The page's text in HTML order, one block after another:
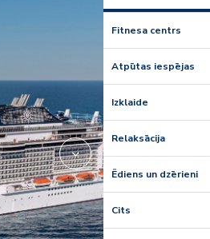
Fitnesa centrs
Atpūtas iespējas
Izklaide
Relaksācija
Ēdiens un dzērieni
Cits